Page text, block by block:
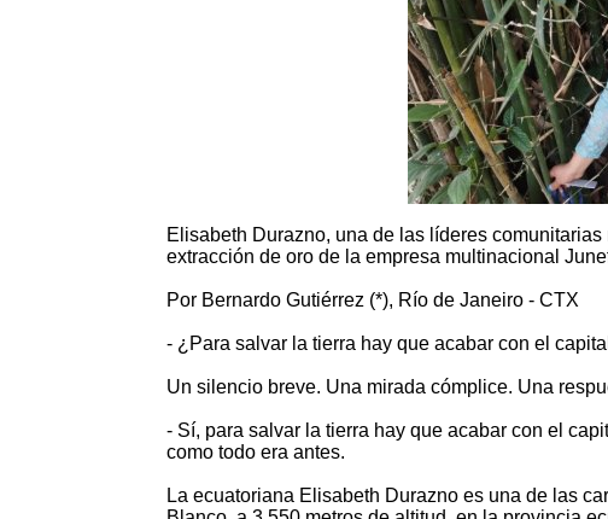
Elisabeth Durazno, una de las líderes
extracción de oro de la empresa multinacional
Por Bernardo Gutiérrez (*), Río de Janeiro - CTX
- ¿Para salvar la tierra hay que acabar con el
Un silencio breve. Una mirada cómplice. Una
- Sí, para salvar la tierra hay que acabar con el
como todo era antes.
La ecuatoriana Elisabeth Durazno es una de las